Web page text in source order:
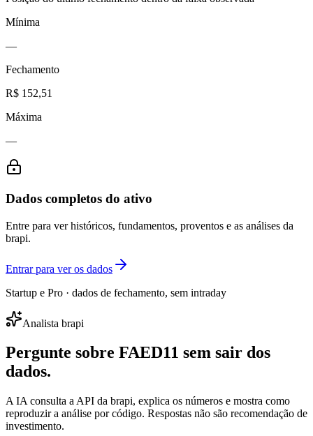
Mínima
—
Fechamento
R$ 152,51
Máxima
—
Dados completos do ativo
Entre para ver históricos, fundamentos, proventos e as análises da
brapi.
Entrar para ver os dados
Startup e Pro · dados de fechamento, sem intraday
Analista brapi
Pergunte sobre FAED11 sem sair dos
dados.
A IA consulta a API da brapi, explica os números e mostra como
reproduzir a análise por código. Respostas não são recomendação de
investimento.